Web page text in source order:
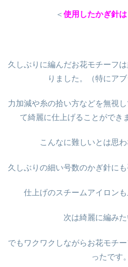
＜ 使用したかぎ針
久しぶりに編んだお花モチーフ
りました。（特にア
力加減や糸の拾い方などを無視
て綺麗に仕上げることができ
こんなに難しいとは思わ
久しぶりの細い号数のかぎ針に
仕上げのスチームアイロン
次は綺麗に編みた
でもワクワクしながらお花モチ
ったです。